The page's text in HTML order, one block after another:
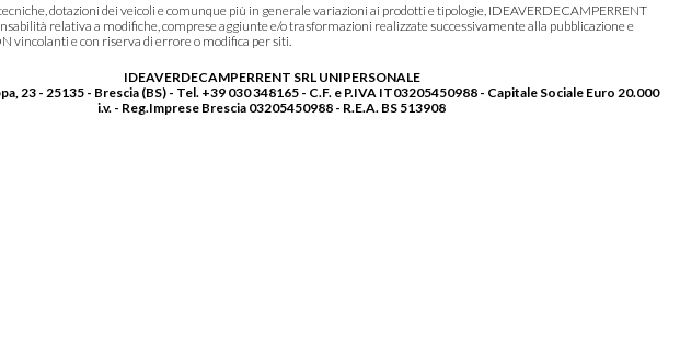
dotazioni dei veicoli e comunque più in generale variazioni ai prodotti e tipologie, IDEAVERDECAMPERRENT
relativa a modifiche, comprese aggiunte e/o trasformazioni realizzate successivamente alla pubblicazione e
vincolanti e con riserva di errore o modifica per siti.
IDEAVERDECAMPERRENT SRL UNIPERSONALE
23 - 25135 - Brescia (BS) - Tel. +39 030 348165 - C.F. e P.IVA IT03205450988 - Capitale Sociale Euro 20.000
i.v. - Reg.Imprese Brescia 03205450988 - R.E.A. BS 513908